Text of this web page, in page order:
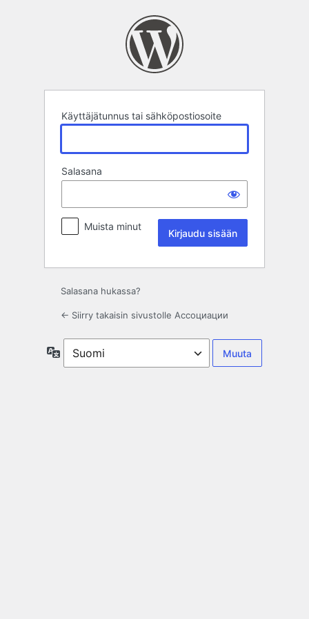
Käyttäjätunnus tai sähköpostiosoite
Salasana
Muista minut
Salasana hukassa?
← Siirry takaisin sivustolle Ассоциации
Kieli